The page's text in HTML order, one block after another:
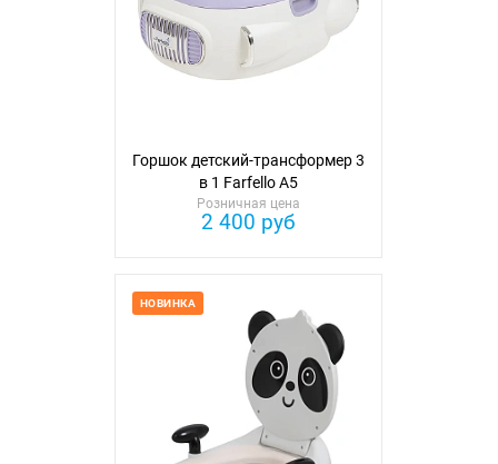
Горшок детский-трансформер 3
в 1 Farfello A5
Розничная цена
2 400 руб
НОВИНКА